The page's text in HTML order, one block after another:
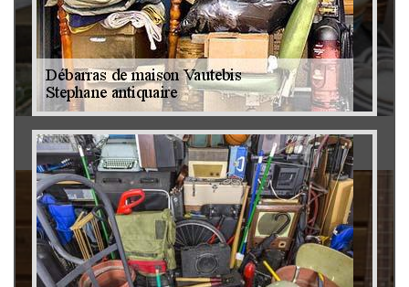
Brocanteur 79